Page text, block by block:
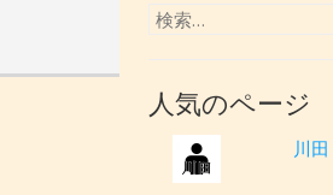
人気のページ
川田